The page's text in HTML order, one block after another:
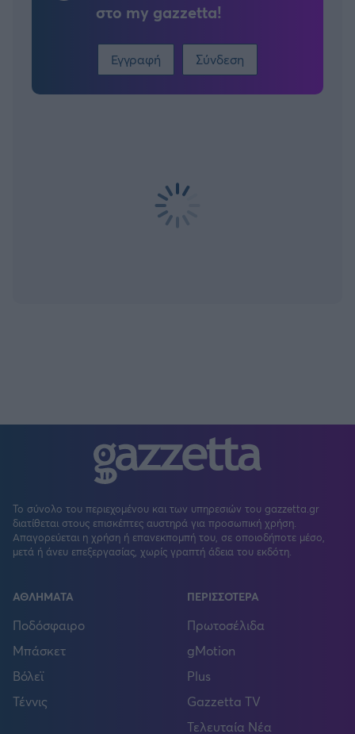
στο my gazzetta!
Εγγραφή Σύνδεση
Το σύνολο του περιεχομένου και των υπηρεσιών του gazzetta.gr
διατίθεται στους επισκέπτες αυστηρά για προσωπική χρήση.
Απαγορεύεται η χρήση ή επανεκπομπή του, σε οποιοδήποτε μέσο,
μετά ή άνευ επεξεργασίας, χωρίς γραπτή άδεια του εκδότη.
ΑΘΛΗΜΑΤΑ
Ποδόσφαιρο
Μπάσκετ
Βόλεϊ
Τέννις
ΠΕΡΙΣΣΟΤΕΡΑ
Πρωτοσέλιδα
gMotion
Plus
Gazzetta TV
Τελευταία Νέα